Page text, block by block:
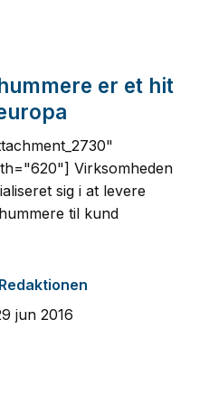
er et hit
Virksomheden
sig i at levere
til kund
Redaktionen
jun 2016